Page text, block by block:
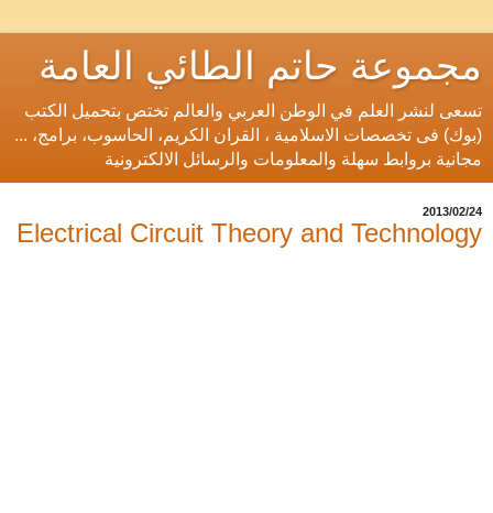
مجموعة حاتم الطائي العامة
تسعى لنشر العلم في الوطن العربي والعالم تختص بتحميل الكتب
(بوك) فى تخصصات الاسلامية ، القران الكريم، الحاسوب، برامج، ...
مجانية بروابط سهلة والمعلومات والرسائل الالكترونية
24‏/02‏/2013
Electrical Circuit Theory and Technology